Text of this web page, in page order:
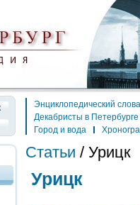
Энциклопедический
Декабристы в Петербурге
Город и вода
Статьи / Урицк
Урицк